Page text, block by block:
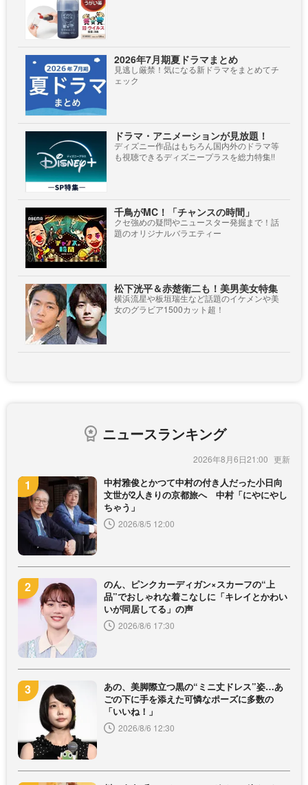
2026年7月期夏ドラマまとめ
見逃し厳禁！気になる新ドラマをまとめてチ
ェック
ドラマ・アニメーションが見放題！
ディズニー作品はもちろん国内外のドラマ等
も視聴できるディズニープラスを総力特集!!
千鳥がMC！「チャンスの時間」
クセ強めの疑問やニュースター発掘まで！話
題のオリジナルバラエティー
松下洸平＆赤楚衛二も！美男美女特集
横浜流星や板垣瑞生など話題のイケメンや美
女のグラビア1500カット超！
ニュースランキング
2026年8月6日21:00
中村雅俊とかつて中村の付き人だった小日向
文世が2人きりの京都旅へ 中村「にやにやし
ちゃう」
2026/8/5 12:00
のん、ピンクカーディガン×スカーフの“上
品”でおしゃれな着こなしに「キレイとかわい
いが同居してる」の声
2026/8/6 17:30
あの、美脚際立つ黒の“ミニ丈ドレス”姿…あ
ごの下に手を添えた可憐なポーズに多数の
「いいね！」
2026/8/6 12:30